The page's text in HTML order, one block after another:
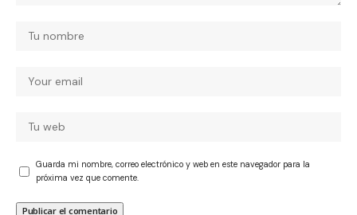
Guarda mi nombre, correo electrónico y web en este navegador para la
próxima vez que comente.